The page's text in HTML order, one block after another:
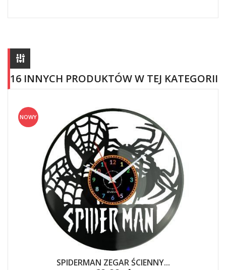
16 INNYCH PRODUKTÓW W TEJ KATEGORII
SPIDERMAN ZEGAR ŚCIENNY...
NOWY